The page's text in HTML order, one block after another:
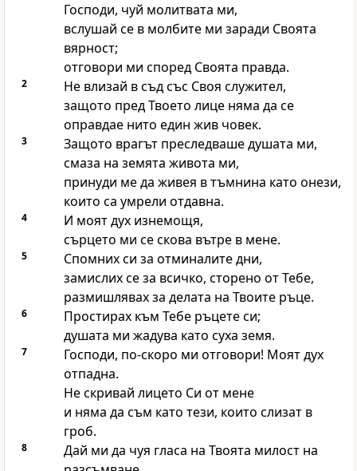
Господи, чуй молитвата ми,
вслушай се в молбите ми заради Своята
вярност;
отговори ми според Своята правда.
2
Не влизай в съд със Своя служител,
защото пред Твоето лице няма да се
оправдае нито един жив човек.
3
Защото врагът преследваше душата ми,
смаза на земята живота ми,
принуди ме да живея в тъмнина като онези,
които са умрели отдавна.
4
И моят дух изнемощя,
сърцето ми се скова вътре в мене.
5
Спомних си за отминалите дни,
замислих се за всичко, сторено от Тебе,
размишлявах за делата на Твоите ръце.
6
Простирах към Тебе ръцете си;
душата ми жадува като суха земя.
7
Господи, по-скоро ми отговори! Моят дух
отпадна.
Не скривай лицето Си от мене
и няма да съм като тези, които слизат в
гроб.
8
Дай ми да чуя гласа на Твоята милост на